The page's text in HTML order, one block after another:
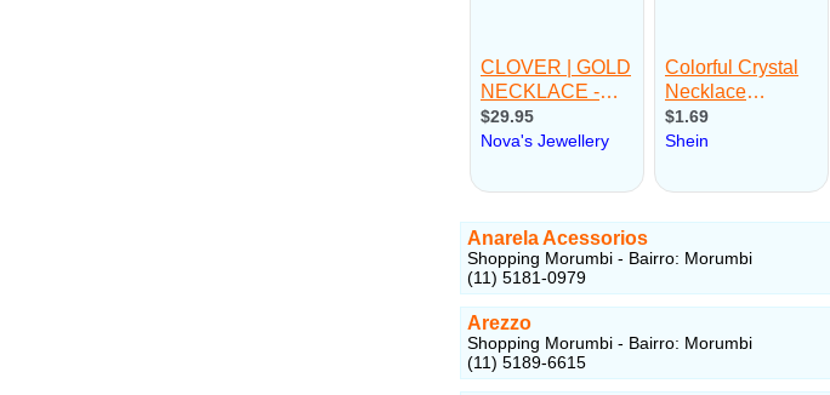
Anarela Acessorios
Shopping Morumbi - Bairro: Morumbi
(11) 5181-0979
Arezzo
Shopping Morumbi - Bairro: Morumbi
(11) 5189-6615